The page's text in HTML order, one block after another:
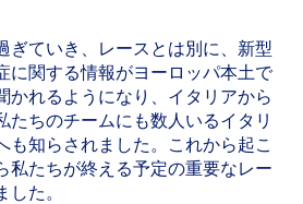
ぎていき、レースとは別に、新型
に関する情報がヨーロッパ本土で
かれるようになり、イタリアから
たちのチームにも数人いるイタリ
も知らされました。これから起こ
私たちが終える予定の重要なレー
た。